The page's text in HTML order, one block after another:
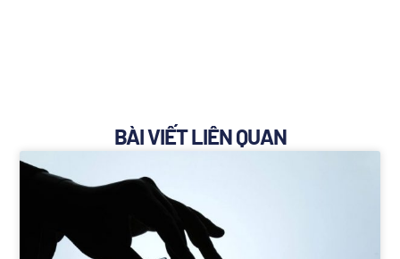
BÀI VIẾT LIÊN QUAN